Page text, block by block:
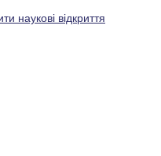
наукові відкриття